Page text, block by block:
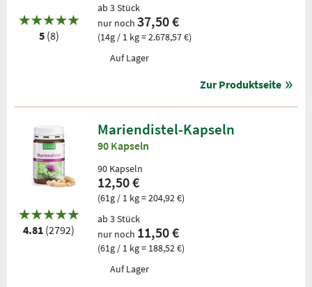
5(8)
ab 3 Stück
nur noch 37,50 €
(14g / 1 kg = 2.678,57 €)
Auf Lager
Zur Produktseite
4.81 (2792)
Mariendistel-Kapseln
90 Kapseln
90 Kapseln
12,50 €
(61g / 1 kg = 204,92 €)
ab 3 Stück
nur noch 11,50 €
(61g / 1 kg = 188,52 €)
Auf Lager